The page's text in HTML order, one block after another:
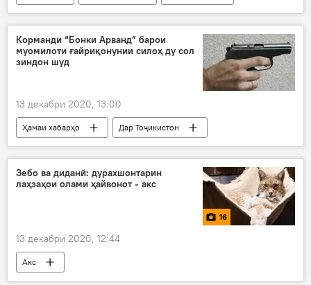
Иттиҳодияи иқтисодии Уросиё
Шавкат Мирзиёев
суханронӣ
Корманди “Бонки Арванд” барои
муомилоти ғайриқонунии силоҳ ду сол
зиндон шуд
13 декабри 2020, 13:00
Ҳамаи хабарҳо
Дар Тоҷикистон
Рӯйдод, ҷиноят ва ҳолатҳои фавқулода
зиндон
корманд
бонк
Зебо ва диданӣ: дурахшонтарин
лаҳзаҳои олами ҳайвонот - акс
16
13 декабри 2020, 12:44
Акс